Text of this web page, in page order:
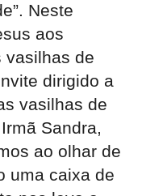
Neste
aos
vasilhas de
dirigido a
vasilhas de
Sandra,
ao olhar de
uma caixa de